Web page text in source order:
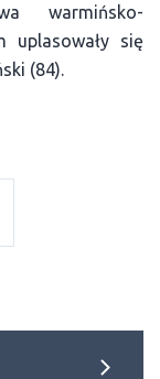
warmińsko-
uplasowały się
(84).